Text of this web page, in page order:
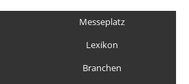
Messeplatz
Lexikon
Branchen